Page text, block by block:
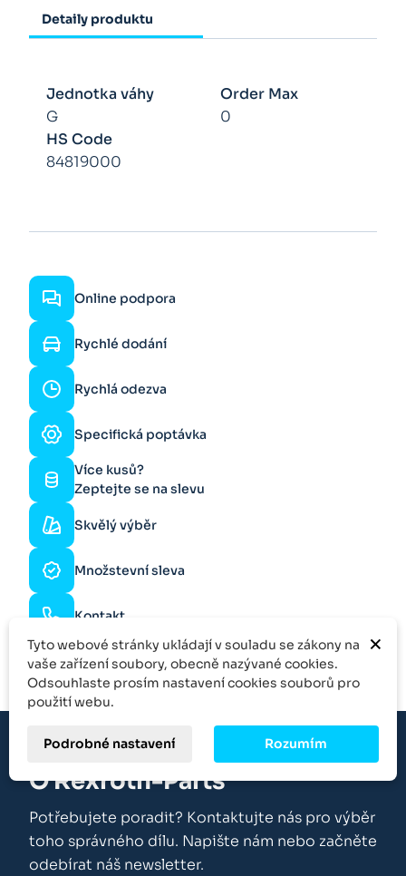
Detaily produktu
Jednotka váhy
G
Order Max
0
HS Code
84819000
Online podpora
Rychlé dodání
Rychlá odezva
Specifická poptávka
Více kusů?
Zeptejte se na slevu
Skvělý výběr
Množstevní sleva
Kontakt
O Rexroth-Parts
Potřebujete poradit? Kontaktujte nás pro výběr
toho správného dílu. Napište nám nebo začněte
odebírat náš newsletter.
×
Tyto webové stránky ukládají v souladu se zákony na
vaše zařízení soubory, obecně nazývané cookies.
Odsouhlaste prosím nastavení cookies souborů pro
použití webu.
Podrobné nastavení Rozumím